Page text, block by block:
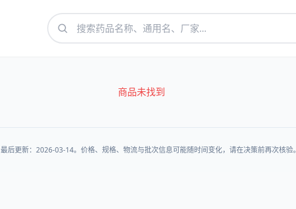
商品未找到
最后更新：2026-03-14。价格、规格、物流与批次信息可能随时间变化，请在决策前再次核验。